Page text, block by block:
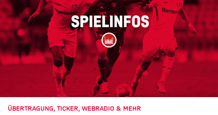
ÜBERTRAGUNG, TICKER, WEBRADIO & MEHR